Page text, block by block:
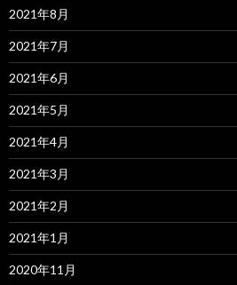
2021年8月
2021年7月
2021年6月
2021年5月
2021年4月
2021年3月
2021年2月
2021年1月
2020年11月